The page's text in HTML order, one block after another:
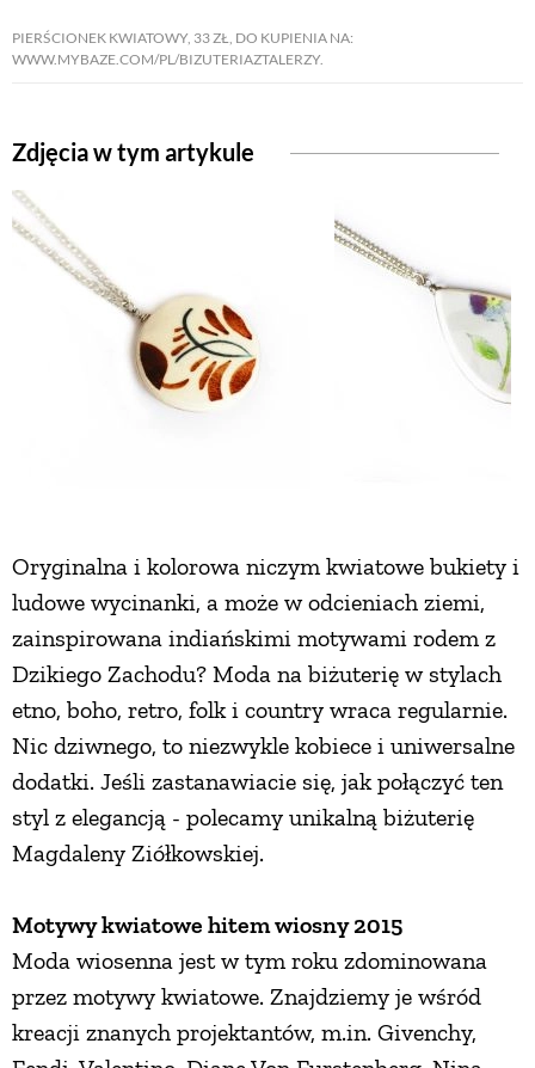
PIERŚCIONEK KWIATOWY, 33 ZŁ, DO KUPIENIA NA:
WWW.MYBAZE.COM/PL/BIZUTERIAZTALERZY.
Zdjęcia w tym artykule
Oryginalna i kolorowa niczym kwiatowe bukiety i
ludowe wycinanki, a może w odcieniach ziemi,
zainspirowana indiańskimi motywami rodem z
Dzikiego Zachodu? Moda na biżuterię w stylach
etno, boho, retro, folk i country wraca regularnie.
Nic dziwnego, to niezwykle kobiece i uniwersalne
dodatki. Jeśli zastanawiacie się, jak połączyć ten
styl z elegancją - polecamy unikalną biżuterię
Magdaleny Ziółkowskiej.
Motywy kwiatowe hitem wiosny 2015
Moda wiosenna jest w tym roku zdominowana
przez motywy kwiatowe. Znajdziemy je wśród
kreacji znanych projektantów, m.in. Givenchy,
NATURALNIE
URODA
NATURALNA APTECZKA
DLA DOMU
EKO ŻYCIE
ZWIERZĘTA W NATURZE
GRZYBY
KRAJOBRAZ
RĘKODZIEŁO
ZWYCZAJE
ZRÓB TO SAM